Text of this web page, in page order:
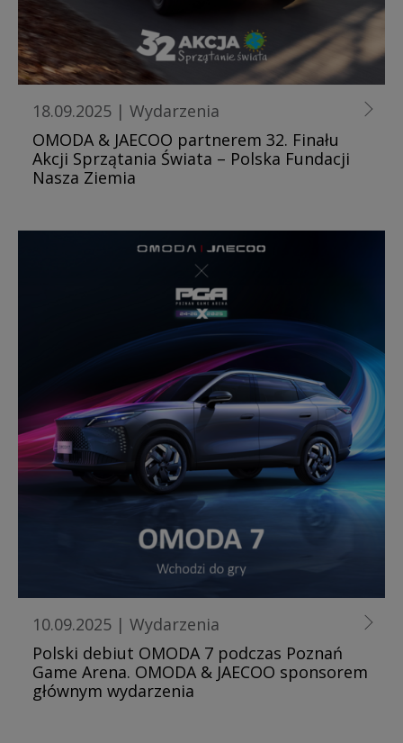
18.09.2025 | Wydarzenia
OMODA & JAECOO partnerem 32. Finału
Akcji Sprzątania Świata – Polska Fundacji
Nasza Ziemia
10.09.2025 | Wydarzenia
Polski debiut OMODA 7 podczas Poznań
Game Arena. OMODA & JAECOO sponsorem
głównym wydarzenia